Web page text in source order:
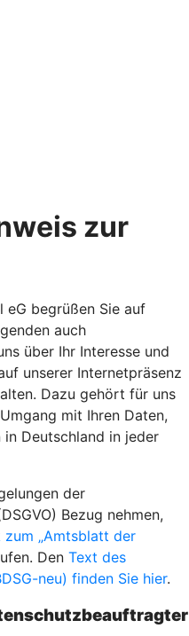
zur
eG begrüßen Sie auf
auch
über Ihr Interesse und
unserer Internetpräsenz
Dazu gehört für uns
mit Ihren Daten,
Deutschland in jeder
der
Bezug nehmen,
zum „Amtsblatt der
Den Text des
neu) finden Sie hier.